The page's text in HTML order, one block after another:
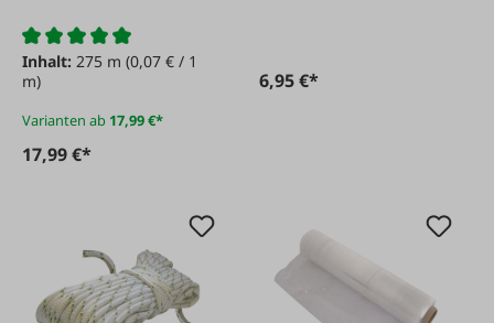
Inhalt: 275 m (0,07 € / 1
m)
Varianten ab 17,99 €*
17,99 €*
6,95 €*